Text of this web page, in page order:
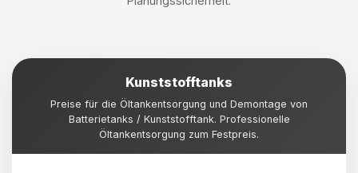
Kunststofftanks
Preise für die Öltankentsorgung und Demontage von
Batterietanks / Kunststofftank. Professionelle
Öltankentsorgung zum Festpreis.